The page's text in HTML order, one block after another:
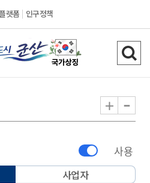
랫폼 인구정책
시민주권도시 군검
+ -
사용
사업자